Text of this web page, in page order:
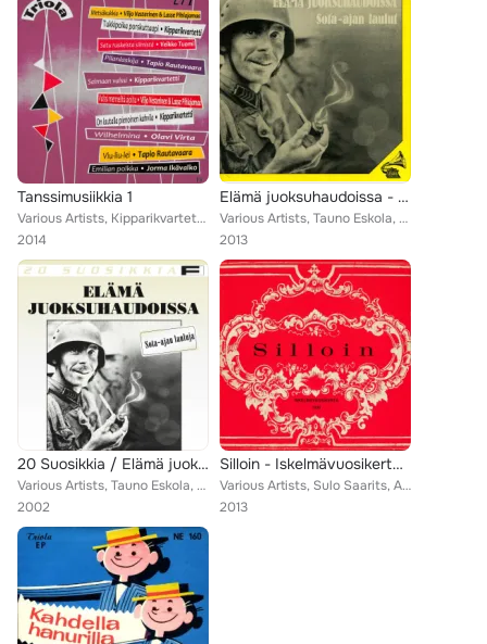
Tanssimusiikkia 1
Various Artists, Kipparikvartetti, Jorma Ikävalko, Viljo Vesterinen, Veikko Tuomi, Tapio Rautavaara, Olavi Virta, Lasse Pihlajam...
2014
Elämä juoksuhaudoissa - Sota-ajan laulut
Various Artists, Tauno Eskola, Kalevi Lintula, Eugen Malmstén, Georg Malmstén, A. Aimo, Helsingin Varuskuntasoittokunta, Einari ...
2013
20 Suosikkia / Elämä juoksuhaudoissa / Sota-ajan lauluja
Various Artists, Tauno Eskola, Margareta Haverinen ja Seppo Ruohonen, Kalevi Lintula, Eugen Malmstén, Georg Malmstén, A. Aimo, E...
2002
Silloin - Iskelmävuosikerta 1936
Various Artists, Sulo Saarits, A. Aimo, Veli Lehto, Viljo Vesterinen, Georg Malmstén, Tauno Palo, Dallapé-orkesteri
2013